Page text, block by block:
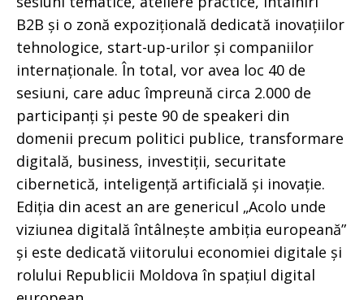
B2B și o zonă expozițională dedicată inovațiilor
tehnologice, start-up-urilor și companiilor
internaționale. În total, vor avea loc 40 de
sesiuni, care aduc împreună circa 2.000 de
participanți și peste 90 de speakeri din
domenii precum politici publice, transformare
digitală, business, investiții, securitate
cibernetică, inteligență artificială și inovație.
Ediția din acest an are genericul „Acolo unde
viziunea digitală întâlnește ambiția europeană”
și este dedicată viitorului economiei digitale și
rolului Republicii Moldova în spațiul digital